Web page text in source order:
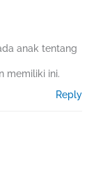
anak tentang
memiliki ini.
Reply